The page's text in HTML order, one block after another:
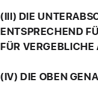
(III) DIE
ENTSPRECHEND
FÜR
(IV) DIE OBEN